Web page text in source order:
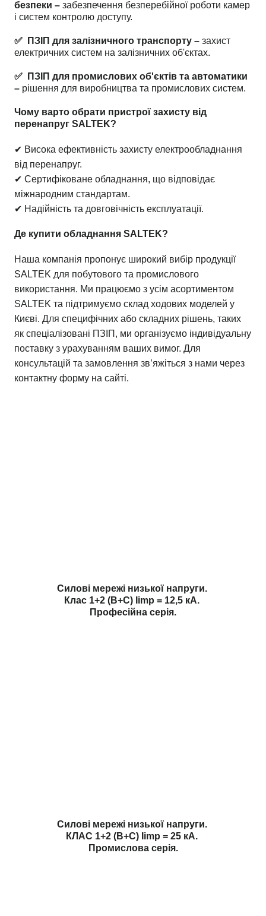
безпеки – забезпечення безперебійної роботи камер
і систем контролю доступу.
✅ ПЗІП для залізничного транспорту – захист
електричних систем на залізничних об'єктах.
✅ ПЗІП для промислових об'єктів та автоматики
– рішення для виробництва та промислових систем.
Чому варто обрати пристрої захисту від
перенапруг SALTEK?
✔ Висока ефективність захисту електрообладнання
від перенапруг.
✔ Сертифіковане обладнання, що відповідає
міжнародним стандартам.
✔ Надійність та довговічність експлуатації.
Де купити обладнання SALTEK?
Наша компанія пропонує широкий вибір продукції
SALTEK для побутового та промислового
використання. Ми працюємо з усім асортиментом
SALTEK та підтримуємо склад ходових моделей у
Києві. Для специфічних або складних рішень, таких
як спеціалізовані ПЗІП, ми організуємо індивідуальну
поставку з урахуванням ваших вимог. Для
консультацій та замовлення зв’яжіться з нами через
контактну форму на сайті.
Силові мережі низької напруги.
Клас 1+2 (B+С) Iimp = 12,5 кА.
Професійна серія.
Силові мережі низької напруги.
КЛАС 1+2 (B+С) Iimp = 25 кА.
Промислова серія.